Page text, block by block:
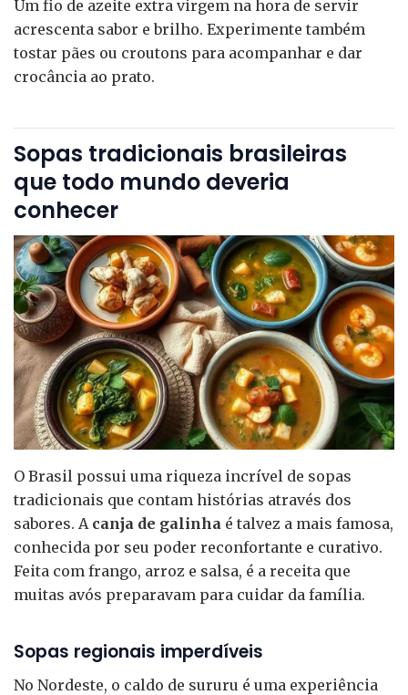
Um fio de azeite extra virgem na hora de servir
acrescenta sabor e brilho. Experimente também
tostar pães ou croutons para acompanhar e dar
crocância ao prato.
Sopas tradicionais brasileiras
que todo mundo deveria
conhecer
O Brasil possui uma riqueza incrível de sopas
tradicionais que contam histórias através dos
sabores. A canja de galinha é talvez a mais famosa,
conhecida por seu poder reconfortante e curativo.
Feita com frango, arroz e salsa, é a receita que
muitas avós preparavam para cuidar da família.
Sopas regionais imperdíveis
No Nordeste, o caldo de sururu é uma experiência